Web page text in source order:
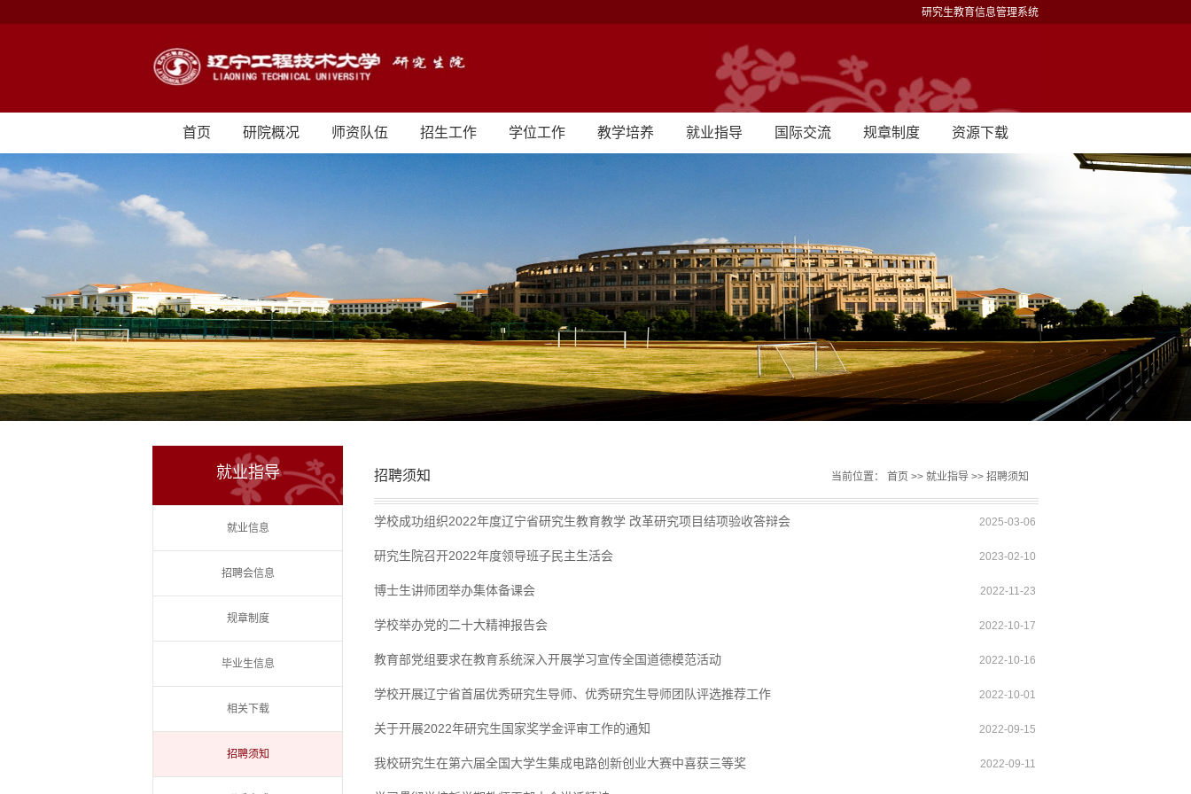
研究生教育信息管理系统
首页 研院概况 师资队伍 招生工作 学位工作 教学培养 就业指导 国际交流 规章制度 资源下载
就业指导
就业信息
招聘会信息
规章制度
毕业生信息
相关下载
招聘须知
招聘须知 当前位置： 首页 >> 就业指导 >> 招聘须知
学校成功组织2022年度辽宁省研究生教育教学 改革研究项目结项验收答辩会 2025-03-06
研究生院召开2022年度领导班子民主生活会 2023-02-10
博士生讲师团举办集体备课会 2022-11-23
学校举办党的二十大精神报告会 2022-10-17
教育部党组要求在教育系统深入开展学习宣传全国道德模范活动 2022-10-16
学校开展辽宁省首届优秀研究生导师、优秀研究生导师团队评选推荐工作 2022-10-01
关于开展2022年研究生国家奖学金评审工作的通知 2022-09-15
我校研究生在第六届全国大学生集成电路创新创业大赛中喜获三等奖 2022-09-11